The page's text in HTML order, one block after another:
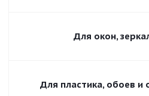
Для окон,
Для пластика, обоев и